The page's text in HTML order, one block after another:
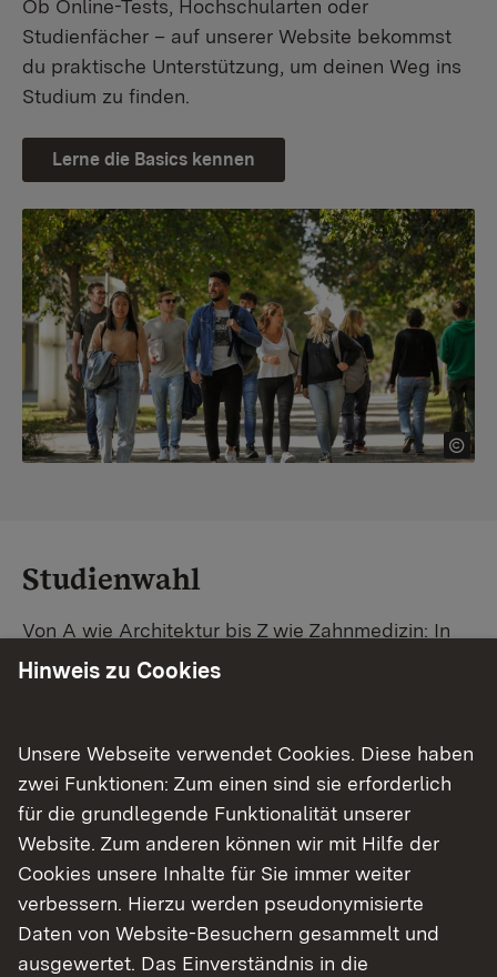
Ob Online-Tests, Hochschularten oder
Studienfächer – auf unserer Website bekommst
du praktische Unterstützung, um deinen Weg ins
Studium zu finden.
Lerne die Basics kennen
Studienwahl
Von A wie Architektur bis Z wie Zahnmedizin: In
Baden-Württemberg warten unzählige
Studiengangsuche schnell den passenden
Studienplatz. Außerdem gibt's eine Schritt-für-
Schritt-Anleitung zu deinem Traum-Studium.
Finde dein Studium in Baden-Württemberg
Hinweis zu Cookies
Unsere Webseite verwendet Cookies. Diese haben
zwei Funktionen: Zum einen sind sie erforderlich
für die grundlegende Funktionalität unserer
Website. Zum anderen können wir mit Hilfe der
Cookies unsere Inhalte für Sie immer weiter
verbessern. Hierzu werden pseudonymisierte
Daten von Website-Besuchern gesammelt und
ausgewertet. Das Einverständnis in die